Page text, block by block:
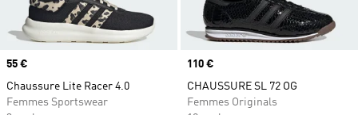
Prix
55 €
Chaussure Lite Racer 4.0
Femmes Sportswear
Prix
110 €
CHAUSSURE SL 72 OG
Femmes Originals